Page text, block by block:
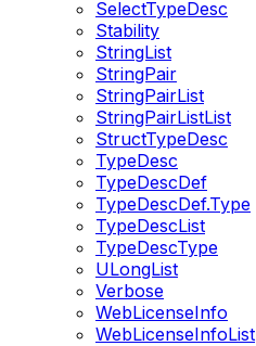
SelectTypeDesc
Stability
StringList
StringPair
StringPairList
StringPairListList
StructTypeDesc
TypeDesc
TypeDescDef
TypeDescDef.Type
TypeDescList
TypeDescType
ULongList
Verbose
WebLicenseInfo
WebLicenseInfoList